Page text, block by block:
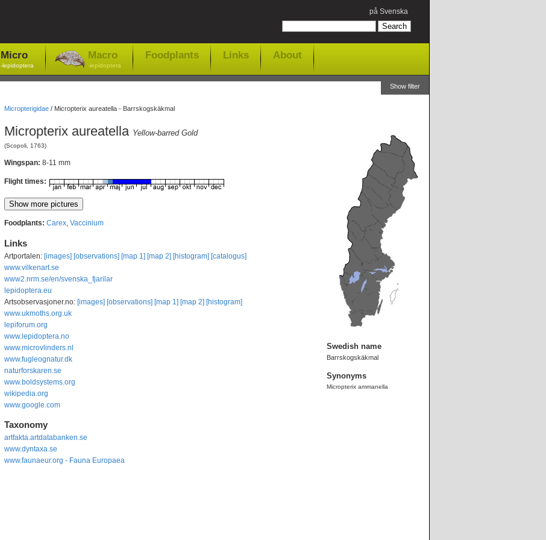
på Svenska
Micro
-lepidoptera
Macro
-lepidoptera
Foodplants Links About
Show filter
Micropterigidae/ Micropterix aureatella - Barrskogskäkmal
Micropterix aureatella Yellow-barred Gold
(Scopoli, 1763)
Wingspan: 8-11 mm
Flight times:
Foodplants: Carex, Vaccinium
Links
Artportalen: [images] [observations] [map 1] [map 2] [histogram] [catalogus]
www.vilkenart.se
www2.nrm.se/en/svenska_fjarilar
lepidoptera.eu
Artsobservasjoner.no: [images] [observations] [map 1] [map 2] [histogram]
www.ukmoths.org.uk
lepiforum.org
www.lepidoptera.no
www.microvlinders.nl
www.fugleognatur.dk
naturforskaren.se
www.boldsystems.org
wikipedia.org
www.google.com
Taxonomy
artfakta.artdatabanken.se
www.dyntaxa.se
www.faunaeur.org - Fauna Europaea
Swedish name
Barrskogskäkmal
Synonyms
Micropterix ammanella